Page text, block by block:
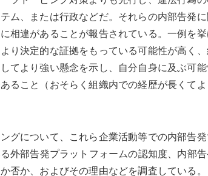
ム、または行政などだ。それらの内部告発
相違があることが報告されている。一例を
り決定的な証拠をもっている可能性が高く
てより強い懸念を示し、自分自身に及ぶ可
ること（おそらく組織内での経歴が長くて
グについて、これら企業活動等での内部告
外部告発プラットフォームの認知度、内部
否か、およびその理由などを調査している。